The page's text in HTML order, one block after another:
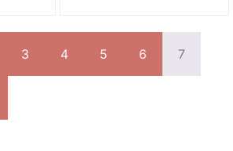
3 4 5 6 7